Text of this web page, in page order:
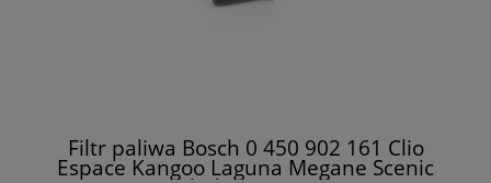
Filtr paliwa Bosch 0 450 902 161 Clio
Espace Kangoo Laguna Megane Scenic